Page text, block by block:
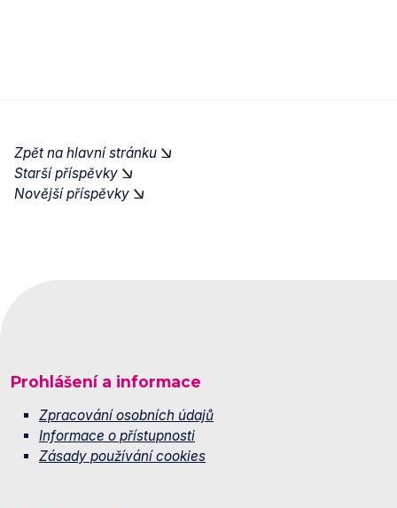
Zpět na hlavní stránku
Starší příspěvky
Novější příspěvky
Prohlášení a informace
Zpracování osobních údajů
Informace o přístupnosti
Zásady používání cookies